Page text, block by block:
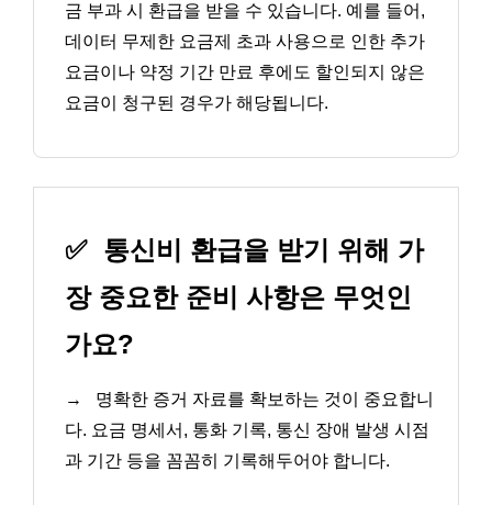
금 부과 시 환급을 받을 수 있습니다. 예를 들어,
데이터 무제한 요금제 초과 사용으로 인한 추가
요금이나 약정 기간 만료 후에도 할인되지 않은
요금이 청구된 경우가 해당됩니다.
✅ 통신비 환급을 받기 위해 가
장 중요한 준비 사항은 무엇인
가요?
→
명확한 증거 자료를 확보하는 것이 중요합니
다. 요금 명세서, 통화 기록, 통신 장애 발생 시점
과 기간 등을 꼼꼼히 기록해두어야 합니다.